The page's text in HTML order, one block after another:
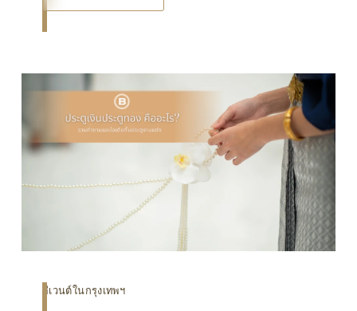
อีเวนต์ในกรุงเทพฯ